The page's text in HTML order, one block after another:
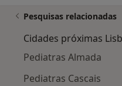
Pesquisas relacionadas
Cidades próximas
Pediatras Almada
Pediatras Cascais